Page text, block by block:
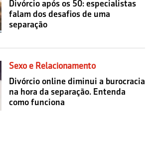
Divórcio após os 50: especialistas
falam dos desafios de uma
separação
Sexo e Relacionamento
Divórcio online diminui a burocracia
na hora da separação. Entenda
como funciona